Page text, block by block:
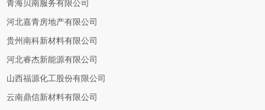
青海贝南服务有限公司
河北嘉青房地产有限公司
贵州南科新材料有限公司
河北睿杰新能源有限公司
山西福源化工股份有限公司
云南鼎信新材料有限公司